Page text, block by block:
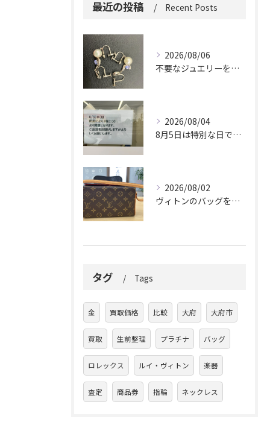
最近の投稿 Recent Posts
2026/08/06
不要なジュエリーを眠らせていませんか？
2026/08/04
8月5日は特別な日です。
2026/08/02
ヴィトンのバッグを久しぶりに取り出しましたか？
タグ Tags
金 買取価格 比較 大府 大府市
買取 生前整理 プラチナ バッグ
ロレックス ルイ・ヴィトン 楽器
査定 商品券 指輪 ネックレス